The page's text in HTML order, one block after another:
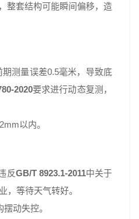
整套结构可能瞬间偏移，造
测量误差0.5毫米，导致底
2020要求进行动态复测，
以内。
反GB/T 8923.1-2011中关于
，等待天气转好。
动失控。